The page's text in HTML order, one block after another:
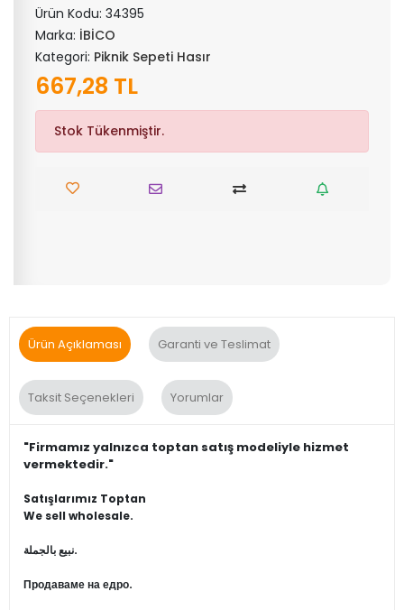
Ürün Kodu: 34395
Marka: İBİCO
Kategori: Piknik Sepeti Hasır
667,28 TL
Stok Tükenmiştir.
Ürün Açıklaması Garanti ve Teslimat
Taksit Seçenekleri Yorumlar
"Firmamız yalnızca toptan satış modeliyle hizmet
vermektedir."
Satışlarımız Toptan
We sell wholesale.
نبيع بالجملة.
Продаваме на едро.